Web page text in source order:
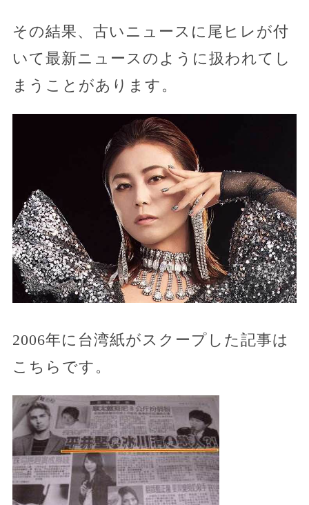
その結果、古いニュースに尾ヒレが付
いて最新ニュースのように扱われてし
まうことがあります。
2006年に台湾紙がスクープした記事は
こちらです。